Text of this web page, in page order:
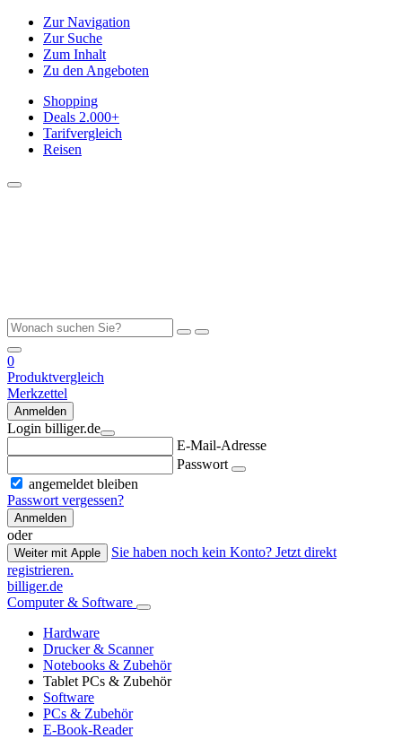
Zur Navigation
Zur Suche
Zum Inhalt
Zu den Angeboten
Shopping
Deals 2.000+
Tarifvergleich
Reisen
0
Produktvergleich
Merkzettel
Anmelden
Login billiger.de
E-Mail-Adresse
Passwort
angemeldet bleiben
Passwort vergessen?
Anmelden
oder
Weiter mit Apple
Sie haben noch kein Konto? Jetzt direkt
registrieren.
billiger.de
Computer & Software
Hardware
Drucker & Scanner
Notebooks & Zubehör
Tablet PCs & Zubehör
Software
PCs & Zubehör
E-Book-Reader